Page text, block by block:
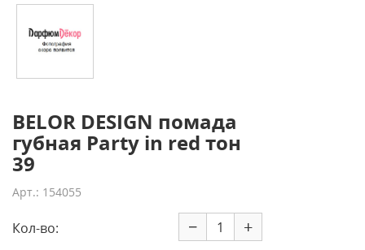
BELOR DESIGN помада
губная Party in red тон
39
Арт.: 154055
Кол-во: − +